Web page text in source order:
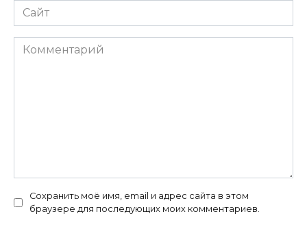
Сайт
Комментарий
Сохранить моё имя, email и адрес сайта в этом
браузере для последующих моих комментариев.